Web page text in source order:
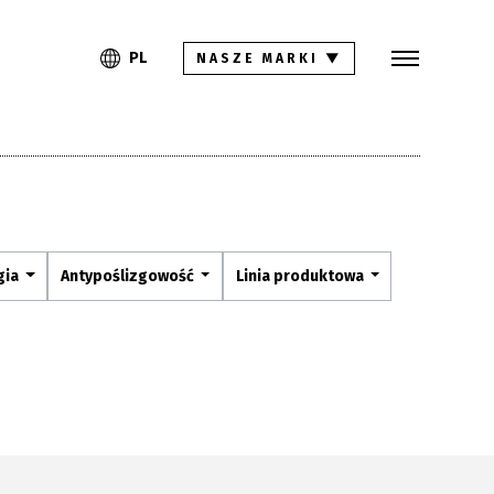
PL
PL NASZE MARKI ▼
Antypoślizgowość Linia produktowa
Inspiracje
Pliki do pobrania
Strefa architekta